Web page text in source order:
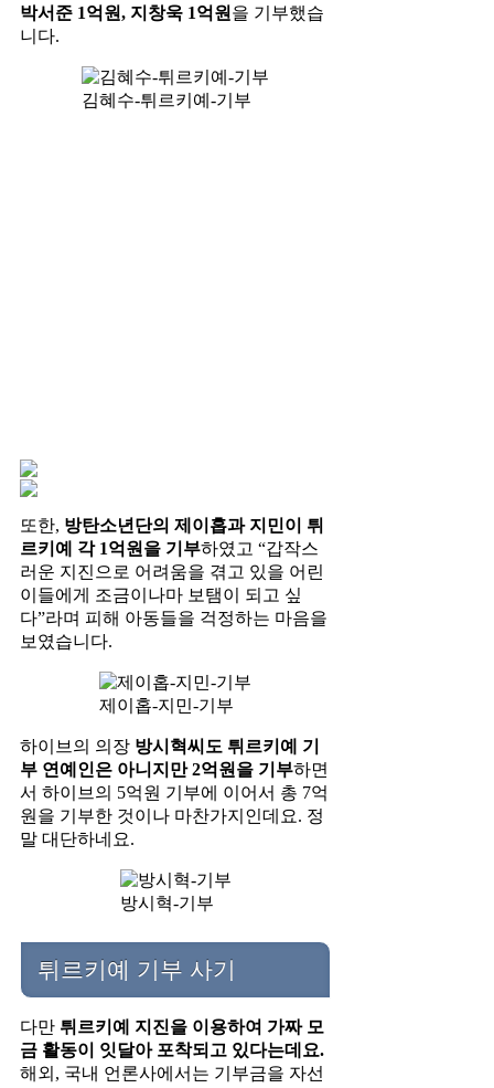
박서준 1억원, 지창욱 1억원 을 기부했습
니다.
김혜수-튀르키예-기부
또한, 방탄소년단의 제이홉과 지민이 튀
르키예 각 1억원을 기부하였고 “갑작스
러운 지진으로 어려움을 겪고 있을 어린
이들에게 조금이나마 보탬이 되고 싶
다”라며 피해 아동들을 걱정하는 마음을
보였습니다.
제이홉-지민-기부
하이브의 의장 방시혁씨도 튀르키예 기
부 연예인은 아니지만 2억원을 기부하면
서 하이브의 5억원 기부에 이어서 총 7억
원을 기부한 것이나 마찬가지인데요. 정
말 대단하네요.
방시혁-기부
튀르키예 기부 사기
다만 튀르키예 지진을 이용하여 가짜 모
금 활동이 잇달아 포착되고 있다는데요.
해외, 국내 언론사에서는 기부금을 자선